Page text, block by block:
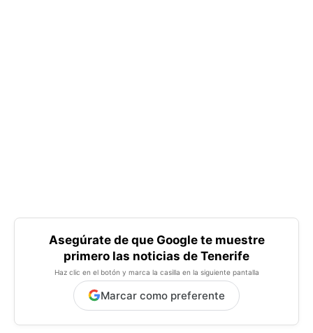
Asegúrate de que Google te muestre
primero las noticias de Tenerife
Haz clic en el botón y marca la casilla en la siguiente pantalla
Marcar como preferente